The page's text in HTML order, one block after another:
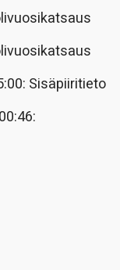
Sisäpiiritieto